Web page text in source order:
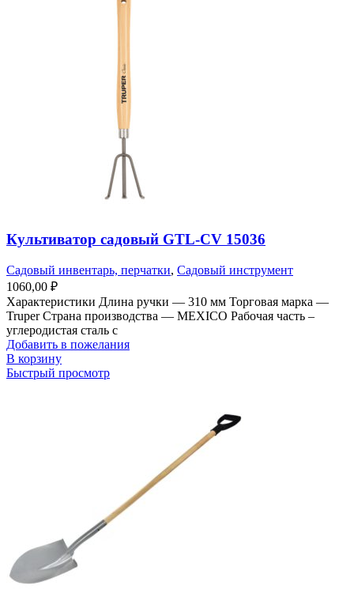
Культиватор садовый GTL-CV 15036
Садовый инвентарь, перчатки, Садовый инструмент
1060,00 ₽
Характеристики Длина ручки — 310 мм Торговая марка —
Truper Страна производства — MEXICO Рабочая часть –
углеродистая сталь с
Добавить в пожелания
В корзину
Быстрый просмотр